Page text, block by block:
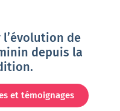
de
depuis la
et témoignages